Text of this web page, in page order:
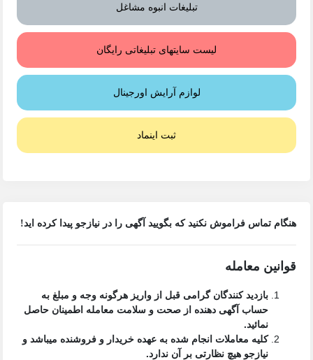
تبلیغات انبوه مشاغل
لیست سایتهای تبلیغاتی رایگان
لوازم آرایش اورجینال
ثبت اینماد
هنگام تماس فراموش نکنید که بگویید آگهی را درنیازجوپیدا کرده اید!
قوانین معامله
بازدید کنندگان گرامی قبل از واریز هرگونه وجه و مبلغ به
حساب آگهی دهنده از صحت و سلامت معامله اطمینان حاصل
نمائید.
کلیه معاملات انجام شده به عهده خریدار و فروشنده میباشد و
نیازجو هیچ نظارتی بر آن ندارد.